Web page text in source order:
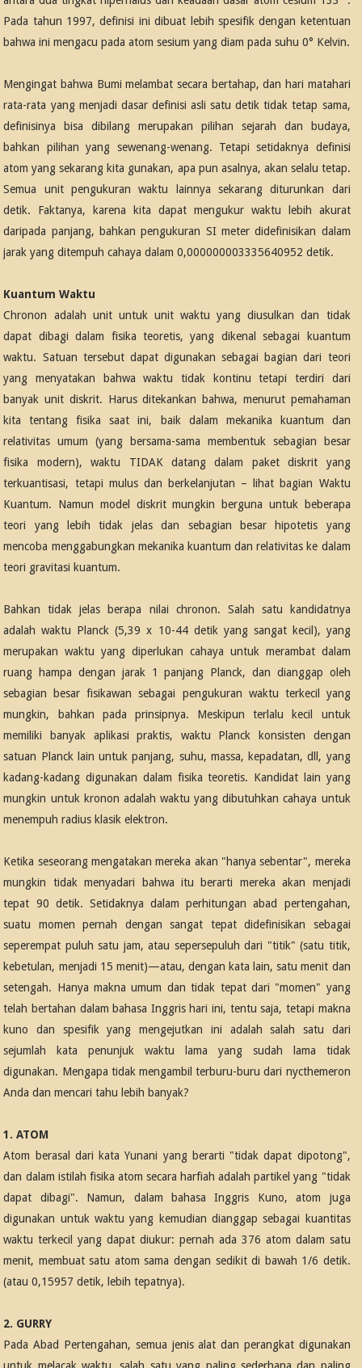
Pada tahun 1997, definisi ini dibuat lebih spesifik dengan ketentuan
bahwa ini mengacu pada atom sesium yang diam pada suhu 0° Kelvin.
Mengingat bahwa Bumi melambat secara bertahap, dan hari matahari
rata-rata yang menjadi dasar definisi asli satu detik tidak tetap sama,
definisinya bisa dibilang merupakan pilihan sejarah dan budaya,
bahkan pilihan yang sewenang-wenang. Tetapi setidaknya definisi
atom yang sekarang kita gunakan, apa pun asalnya, akan selalu tetap.
Semua unit pengukuran waktu lainnya sekarang diturunkan dari
detik. Faktanya, karena kita dapat mengukur waktu lebih akurat
daripada panjang, bahkan pengukuran SI meter didefinisikan dalam
jarak yang ditempuh cahaya dalam 0,000000003335640952 detik.
Kuantum Waktu
Chronon adalah unit untuk unit waktu yang diusulkan dan tidak
dapat dibagi dalam fisika teoretis, yang dikenal sebagai kuantum
waktu. Satuan tersebut dapat digunakan sebagai bagian dari teori
yang menyatakan bahwa waktu tidak kontinu tetapi terdiri dari
banyak unit diskrit. Harus ditekankan bahwa, menurut pemahaman
kita tentang fisika saat ini, baik dalam mekanika kuantum dan
relativitas umum (yang bersama-sama membentuk sebagian besar
fisika modern), waktu TIDAK datang dalam paket diskrit yang
terkuantisasi, tetapi mulus dan berkelanjutan – lihat bagian Waktu
Kuantum. Namun model diskrit mungkin berguna untuk beberapa
teori yang lebih tidak jelas dan sebagian besar hipotetis yang
mencoba menggabungkan mekanika kuantum dan relativitas ke dalam
teori gravitasi kuantum.
Bahkan tidak jelas berapa nilai chronon. Salah satu kandidatnya
adalah waktu Planck (5,39 x 10-44 detik yang sangat kecil), yang
merupakan waktu yang diperlukan cahaya untuk merambat dalam
ruang hampa dengan jarak 1 panjang Planck, dan dianggap oleh
sebagian besar fisikawan sebagai pengukuran waktu terkecil yang
mungkin, bahkan pada prinsipnya. Meskipun terlalu kecil untuk
memiliki banyak aplikasi praktis, waktu Planck konsisten dengan
satuan Planck lain untuk panjang, suhu, massa, kepadatan, dll, yang
kadang-kadang digunakan dalam fisika teoretis. Kandidat lain yang
mungkin untuk kronon adalah waktu yang dibutuhkan cahaya untuk
menempuh radius klasik elektron.
Ketika seseorang mengatakan mereka akan "hanya sebentar", mereka
mungkin tidak menyadari bahwa itu berarti mereka akan menjadi
tepat 90 detik. Setidaknya dalam perhitungan abad pertengahan,
suatu momen pernah dengan sangat tepat didefinisikan sebagai
seperempat puluh satu jam, atau sepersepuluh dari "titik" (satu titik,
kebetulan, menjadi 15 menit)—atau, dengan kata lain, satu menit dan
setengah. Hanya makna umum dan tidak tepat dari "momen" yang
telah bertahan dalam bahasa Inggris hari ini, tentu saja, tetapi makna
kuno dan spesifik yang mengejutkan ini adalah salah satu dari
sejumlah kata penunjuk waktu lama yang sudah lama tidak
digunakan. Mengapa tidak mengambil terburu-buru dari nycthemeron
Anda dan mencari tahu lebih banyak?
1. ATOM
Atom berasal dari kata Yunani yang berarti "tidak dapat dipotong",
dan dalam istilah fisika atom secara harfiah adalah partikel yang "tidak
dapat dibagi". Namun, dalam bahasa Inggris Kuno, atom juga
digunakan untuk waktu yang kemudian dianggap sebagai kuantitas
waktu terkecil yang dapat diukur: pernah ada 376 atom dalam satu
menit, membuat satu atom sama dengan sedikit di bawah 1/6 detik.
(atau 0,15957 detik, lebih tepatnya).
2. GURRY
Pada Abad Pertengahan, semua jenis alat dan perangkat digunakan